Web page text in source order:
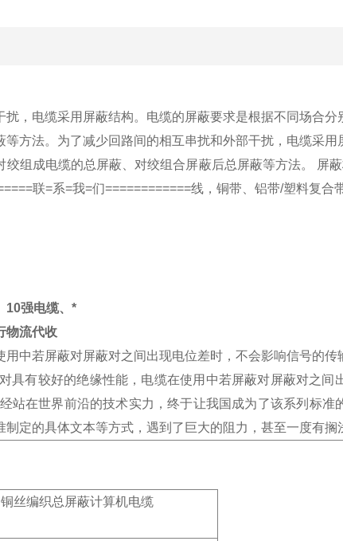
，电缆采用屏蔽结构。电缆的屏蔽要求是根据不同场合
方法。为了减少回路间的相互串扰和外部干扰，电缆采
组成电缆的总屏蔽、对绞组合屏蔽后总屏蔽等方法。
屏
联=系=我=们============线，铜带、铝带/塑料复合
10强电缆、*
物流代收
中若屏蔽对屏蔽对之间出现电位差时，不会影响信号的传
具有较好的绝缘性能，电缆在使用中若屏蔽对屏蔽对之间
站在世界前沿的技术实力，终于让我国成为了该系列标准
定的具体文本等方式，遇到了巨大的阻力，甚至一度有搁
丝编织总屏蔽计算机电缆